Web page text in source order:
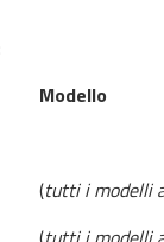
Modello
(tutti i modelli